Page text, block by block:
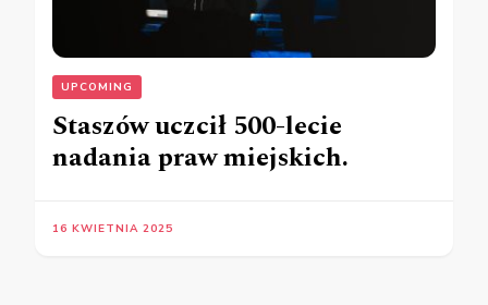
UPCOMING
Staszów uczcił 500-lecie
nadania praw miejskich.
16 KWIETNIA 2025